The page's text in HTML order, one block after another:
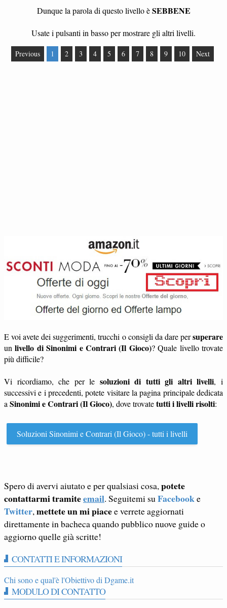
Dunque la parola di questo livello èSEBBENE
Usate i pulsanti in basso per mostrare gli altri livelli.
Previous 1 2 3 4 5 6 7 8 9 10 Next
E voi avete dei suggerimenti, trucchi o consigli da dare persuperare
unlivello di Sinonimi e Contrari (Il Gioco)? Quale livello trovate
più difficile?
Vi ricordiamo, che per le soluzioni di tutti gli altri livelli, i
successivi e i precedenti, potete visitare la pagina principale dedicata
a Sinonimi e Contrari (Il Gioco), dove trovatetutti i livelli risolti:
Soluzioni Sinonimi e Contrari (Il Gioco) - tutti i livelli
Spero di avervi aiutato e per qualsiasi cosa, potete
contattarmi tramiteemail. Seguitemi su Facebooke
Twitter, mettete un mi piacee verrete aggiornati
direttamente in bacheca quando pubblico nuove guide o
aggiorno quelle già scritte!
CONTATTI E INFORMAZIONI
Chi sono e qual'è l'Obiettivo di Dgame.it
MODULO DI CONTATTO